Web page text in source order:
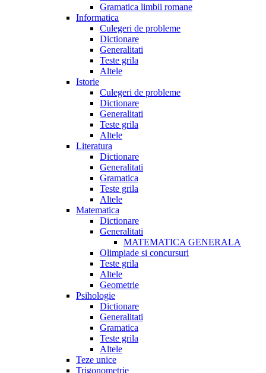
Gramatica limbii romane
Informatica
Culegeri de probleme
Dictionare
Generalitati
Teste grila
Altele
Istorie
Culegeri de probleme
Dictionare
Generalitati
Teste grila
Altele
Literatura
Dictionare
Generalitati
Gramatica
Teste grila
Altele
Matematica
Dictionare
Generalitati
MATEMATICA GENERALA
Olimpiade si concursuri
Teste grila
Altele
Geometrie
Psihologie
Dictionare
Generalitati
Gramatica
Teste grila
Altele
Teze unice
Trigonometrie